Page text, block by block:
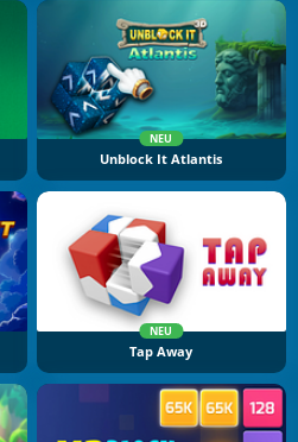
NEU
Unblock It Atlantis
NEU
Tap Away